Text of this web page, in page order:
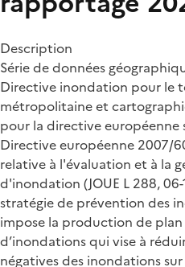
Description
Série de données
Directive inondation pour le
métropolitaine et
pour la directive européenne
Directive européenne 2007/
relative à l'évaluation et à la
d'inondation (JOUE L 288,
stratégie de prévention des
impose la production de
d’inondations qui vise à
négatives des inondations